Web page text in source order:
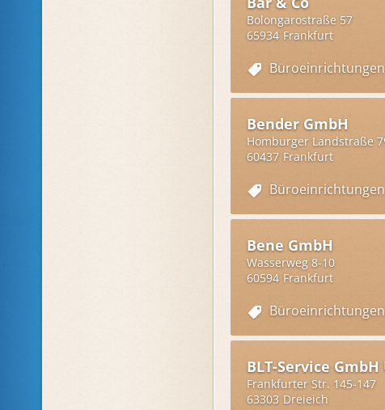
Bolongarostraße 57
65934 Frankfurt
Büroeinrichtungen
Bender GmbH
Homburger Landstraße
60437 Frankfurt
Büroeinrichtungen
Bene GmbH
Wasserweg 8-10
60594 Frankfurt
Büroeinrichtungen
BLT-Service
Frankfurter Str. 145-147
63303 Dreieich